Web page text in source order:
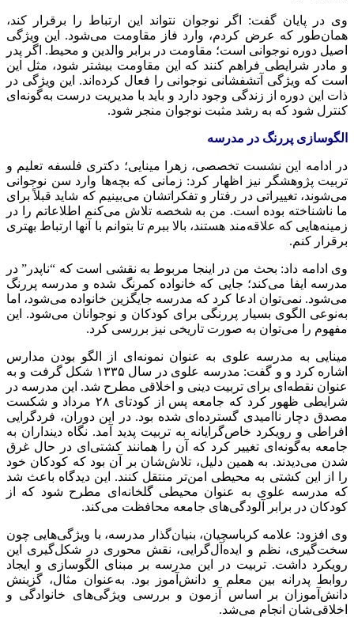
وی در پایان گفت: اگر نوجوان نتواند این ارتباط را برقرار کند،
همان‌طور که عرض کردم، وارد فاز مقاومت می‌شود. این ویژگی
اصیل دوره نوجوانی است؛ مقاومت در برابر والدین و محیط. اگر پدر
و مادر شرایطی فراهم کنند که این مقاومت بیشتر شود، مثل این
است که ویژگی آتشفشانی نوجوانی را فعال کرده‌اند. این ویژگی در
ذات این دوره از زندگی وجود دارد و باید با مدیریت درست به‌گونه‌ای
کنترل شود که به رشد مثبت نوجوان منجر شود.
الگوسازی پررنگ در مدرسه
در ادامه این نشست تخصصی، زهرا مینایی؛ دکتری فلسفه تعلیم و
تربیت پژوهشگر نیز اظهار کرد: زمانی که بچه‌ها وارد سن نوجوانی
می‌شوند، تغییراتی در رفتار و تفکراتشان می‌بینیم که شاید قبلاً برای
ما ناشناخته بوده است. من به شخصه تلاش می‌کنم اطلاعاتم را در
زمینه‌هایی که علاقه‌مند هستند، بالا ببرم تا بتوانم با آنها ارتباط بهتری
برقرار کنم.
وی ادامه داد: بحث من در اینجا مربوط به نقشی است که “ناپدر ” در
مدرسه ایفا می‌کند؛ جایی که خانواده کمرنگ شده و مدرسه پررنگ
می‌شود. نمی‌توان ادعا کرد که مدرسه جایگزین خانواده می‌شود، اما
به‌نوعی الگوی بسیار پررنگی برای کودکان و نوجوانان می‌شود. این
مفهوم را می‌توان به صورت تاریخی نیز بررسی کرد.
مینایی به مدرسه علوی به عنوان نمونه‌ای از الگو بودن مدارس
اشاره کرد و و گفت: مدرسه علوی در سال ۱۳۳۵ شکل گرفت و به
عنوان نقطه‌ای برای تربیت دینی و اخلاقی مطرح شد. این مدرسه در
شرایطی ظهور کرد که جامعه پس از کودتای ۲۸ مرداد و شکست
مصدق دچار ناامیدی گسترده‌ای شده بود. در این دوران، فردگرایی
افراطی و رویکرد خاص‌گرایانه به تربیت پدید آمد. نگاه دینداران به
جامعه به‌گونه‌ای تغییر کرد که آن را همانند کشتی‌ای در حال غرق
شدن می‌دیدند. به همین دلیل، تلاش‌شان بر آن بود که کودکان خود
را از این کشتی به محیطی امن‌تر منتقل کنند. این دیدگاه باعث شد
که مدرسه علوی به عنوان محیطی گلخانه‌ای مطرح شود که از
کودکان در برابر آلودگی‌های جامعه محافظت می‌کند.
وی افزود: علامه کرباسچیان، بنیان‌گذار مدرسه، با ویژگی‌هایی چون
سخت‌گیری، نظم و ایده‌آل‌گرایی، نقش محوری در شکل‌گیری این
رویکرد داشت. تربیت در این مدرسه بر مبنای الگوسازی و ایجاد
روابط پدرانه بین معلم و دانش‌آموز بود. به‌عنوان مثال، گزینش
دانش‌آموزان بر اساس آزمون و بررسی ویژگی‌های خانوادگی و
اخلاقی‌شان انجام می‌شد.